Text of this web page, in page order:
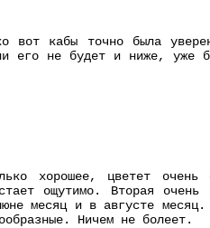
вот кабы точно была
его не будет и ниже, уже
хорошее, цветет очень
ощутимо. Вторая очень
месяц и в августе месяц.
Ничем не болеет.